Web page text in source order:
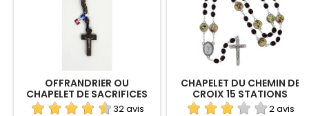
OFFRANDRIER OU
CHAPELET DE SACRIFICES
32 avis
CHAPELET DU CHEMIN DE
CROIX 15 STATIONS
2 avis